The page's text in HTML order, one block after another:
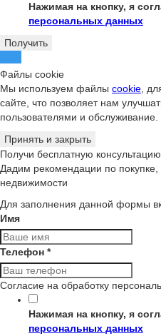
Нажимая на кнопку, я
персональных данных
Получить
Файлы cookie
Мы используем файлы cookie,
сайте, что позволяет нам
пользователями и обслуживание.
Принять и закрыть
Получи бесплатную консультацию
Дадим рекомендации по
недвижимости
Для заполнения данной формы
Имя
Телефон *
Согласие на обработку
Нажимая на кнопку, я
персональных данных